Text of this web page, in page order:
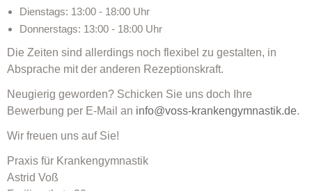
Dienstags: 13:00 - 18:00 Uhr
Donnerstags: 13:00 - 18:00 Uhr
Die Zeiten sind allerdings noch flexibel zu gestalten, in
Absprache mit der anderen Rezeptionskraft.
Neugierig geworden? Schicken Sie uns doch Ihre
Bewerbung per E-Mail an info@voss-krankengymnastik.de.
Wir freuen uns auf Sie!
Praxis für Krankengymnastik
Astrid Voß